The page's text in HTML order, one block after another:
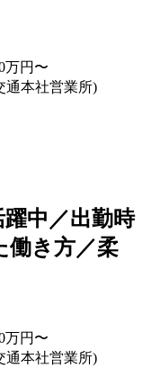
万円〜
通本社営業所)
躍中／出勤時
働き方／柔
万円〜
通本社営業所)